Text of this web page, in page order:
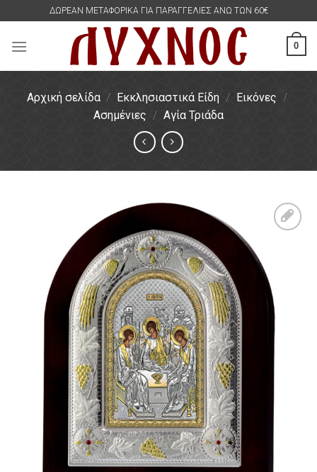
content
ΔΩΡΕΑΝ ΜΕΤΑΦΟΡΙΚΑ ΓΙΑ ΠΑΡΑΓΓΕΛΙΕΣ ΑΝΩ ΤΩΝ 60€
0
Αρχική σελίδα / Εκκλησιαστικά Είδη / Εικόνες /
Ασημένιες / Αγία Τριάδα
λίστα
επιθυμιών